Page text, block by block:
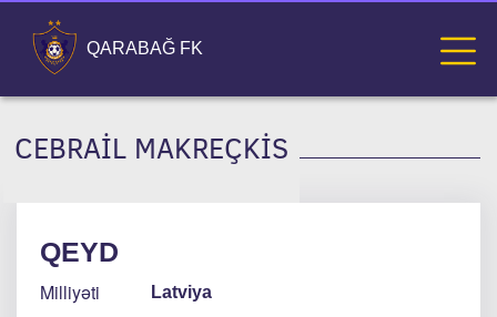
QARABAĞ FK
CEBRAIL MAKREÇKIS
QEYD
Milliyəti Latviya